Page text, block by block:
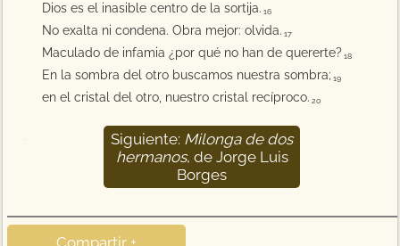
Dios es el inasible centro de la sortija. 16
No exalta ni condena. Obra mejor: olvida. 17
Maculado de infamia ¿por qué no han de quererte? 18
En la sombra del otro buscamos nuestra sombra; 19
en el cristal del otro, nuestro cristal recíproco. 20
Siguiente: Milonga de dos
hermanos, de Jorge Luis
Borges
Compartir +